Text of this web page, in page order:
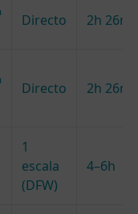
Directo 2h 26m
Directo 2h 26m
1
escala
(DFW)
4–6h